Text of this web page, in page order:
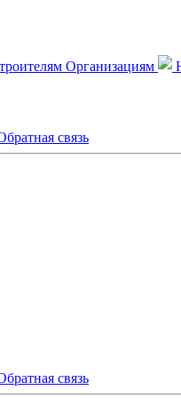
Организациям
связь
связь